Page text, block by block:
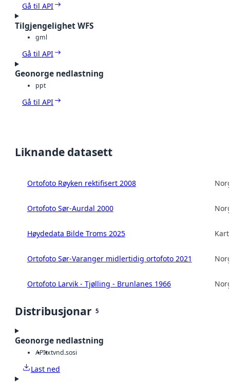
Gå til API
Tilgjengelighet WFS
gml
Gå til API
Geonorge nedlastning
ppt
Gå til API
Liknande datasett
Ortofoto Røyken rektifisert 2008
Ortofoto Sør-Aurdal 2000
Høydedata Bilde Troms 2025
Ortofoto Sør-Varanger midlertidig ortofoto 2021
Ortofoto Larvik - Tjølling - Brunlanes 1966
Distribusjonar 5
Geonorge nedlastning
APItxtvnd.sosi
Last ned